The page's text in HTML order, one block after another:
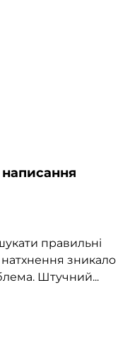
написання
правильні
зникало
Штучний...